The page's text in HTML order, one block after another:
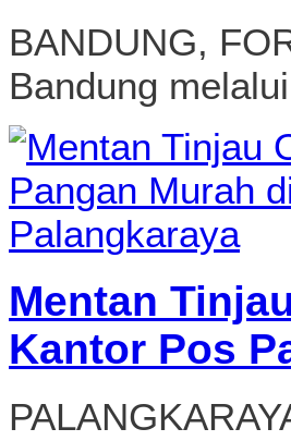
BANDUNG,
Bandung
Mentan
Kantor Pos